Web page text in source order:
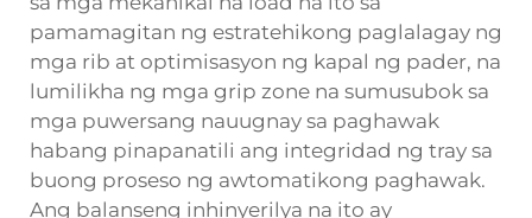
pamamagitan ng estratehikong paglalagay ng
mga rib at optimisasyon ng kapal ng pader, na
lumilikha ng mga grip zone na sumusubok sa
mga puwersang nauugnay sa paghawak
habang pinapanatili ang integridad ng tray sa
buong proseso ng awtomatikong paghawak.
Ang balanseng inhinyerilya na ito ay